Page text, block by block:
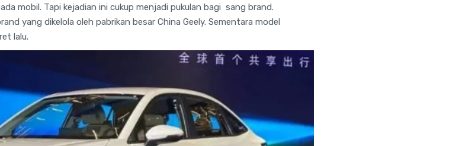
mobil. Tapi kejadian ini cukup menjadi pukulan bagi sang brand.
yang dikelola oleh pabrikan besar China Geely. Sementara model
lalu.